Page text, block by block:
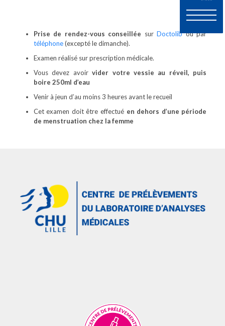
Prise de rendez-vous conseillée surDoctolibou par
téléphone(excepté le dimanche).
Examen réalisé sur prescription médicale.
Vous devez avoirvider votre vessie au réveil, puis
boire 250ml d’eau
Venir à jeun d’au moins 3 heures avant le recueil
Cet examen doit être effectué en dehors d’une période
de menstruation chez la femme